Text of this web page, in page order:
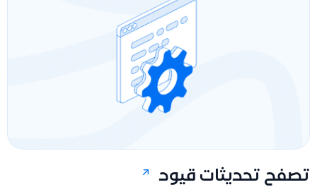
تصفح تحديثات قيود